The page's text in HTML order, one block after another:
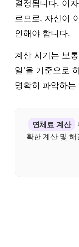
결정됩니다. 이
르므로, 자신이
인해야 합니다.
계산 시기는 보통
일’을 기준으로
명확히 파악하
연체료 계산
확한 계산 및